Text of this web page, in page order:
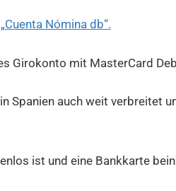
„Cuenta Nómina db“.
Girokonto mit MasterCard
Spanien auch weit verbreitet
ist und eine Bankkarte